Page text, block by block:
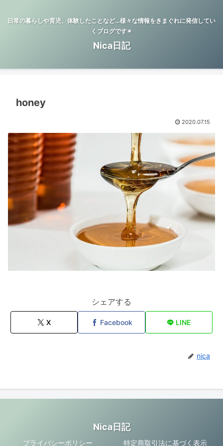
日常の暮らしや育児、体験したことなど…様々な情報をきまぐれに発信してい
くブログです✴︎
Nica日記
honey
2020.07.15
シェアする
X Facebook LINE
nica
Nica日記
プライバシーポリシー 特定商取引法に基づく表示